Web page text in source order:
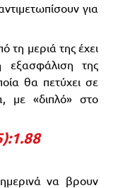
για
τη μεριά της έχει
της
θα πετύχει σε
με «διπλό» στο
να βρουν